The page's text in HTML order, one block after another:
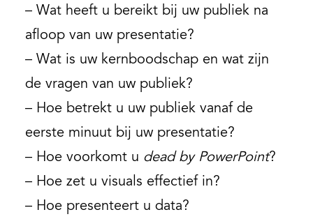
– Wat heeft u bereikt bij uw publiek na
afloop van uw presentatie?
– Wat is uw kernboodschap en wat zijn
de vragen van uw publiek?
– Hoe betrekt u uw publiek vanaf de
eerste minuut bij uw presentatie?
– Hoe voorkomt u dead by PowerPoint?
– Hoe zet u visuals effectief in?
– Hoe presenteert u data?